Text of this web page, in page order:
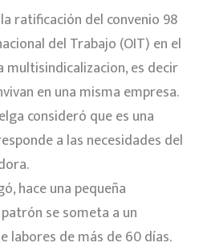
ratificación del convenio 98
del Trabajo (OIT) en el
multisindicalizacion, es decir
en una misma empresa.
consideró que es una
a las necesidades del
hace una pequeña
se someta a un
labores de más de 60 días.